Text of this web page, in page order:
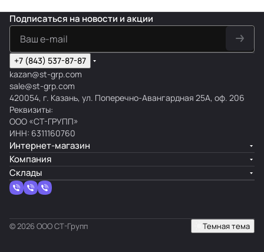
Подписаться на новости и акции
+7 (843) 537-87-87
kazan@st-grp.com
sale@st-grp.com
420054, г. Казань, ул. Поперечно-Авангардная 25А, оф. 206
Реквизиты:
ООО «СТ-ГРУПП»
ИНН: 6311160760
Интернет-магазин
Компания
Склады
© 2026 ООО СТ-Групп Темная тема